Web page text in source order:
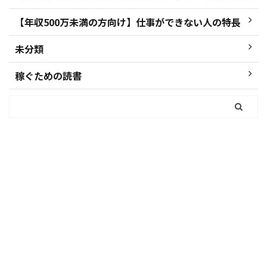
【年収500万未満の方向け】仕事ができない人の特長
未分類
稼ぐための読書